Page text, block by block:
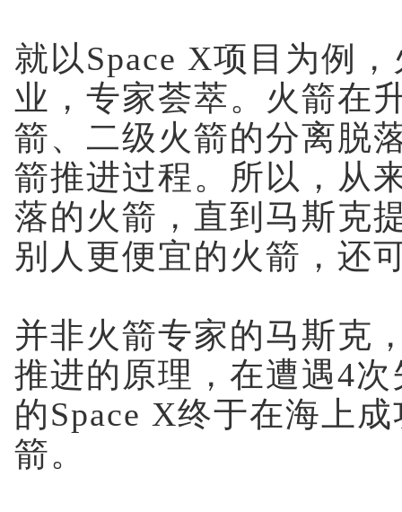
就以Space X项目为例
业，专家荟萃。火箭在
箭、二级火箭的分离脱
箭推进过程。所以，从
落的火箭，直到马斯克
别人更便宜的火箭，还
并非火箭专家的马斯克
推进的原理，在遭遇4
的Space X终于在海上
箭。